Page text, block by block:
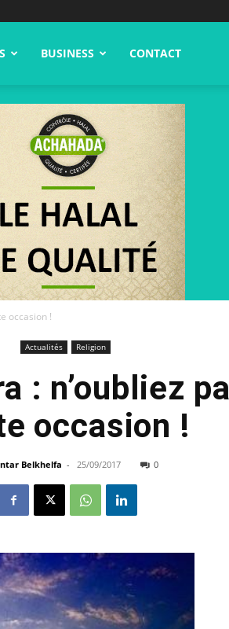
BUSINESS CONTACT
occasion !
Actualités Religion
: n’oubliez
occasion !
Belkhelfa - 25/09/2017 0